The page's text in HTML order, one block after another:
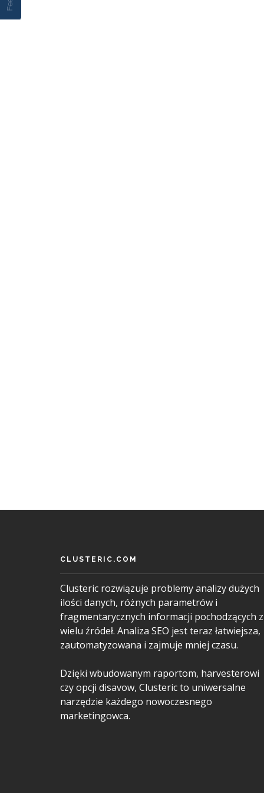
CLUSTERIC.COM
Clusteric rozwiązuje problemy analizy dużych
ilości danych, różnych parametrów i
fragmentarycznych informacji pochodzących z
wielu źródeł. Analiza SEO jest teraz łatwiejsza,
zautomatyzowana i zajmuje mniej czasu.
Dzięki wbudowanym raportom, harvesterowi
czy opcji disavow, Clusteric to uniwersalne
narzędzie każdego nowoczesnego
marketingowca.